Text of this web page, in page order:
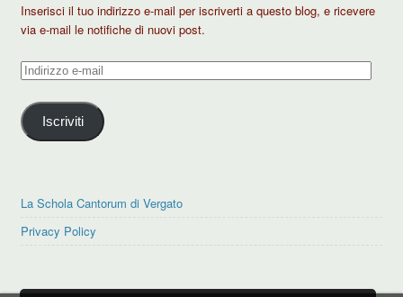
Inserisci il tuo indirizzo e-mail per iscriverti a questo blog, e ricevere
via e-mail le notifiche di nuovi post.
Indirizzo
mail
Iscriviti
La Schola Cantorum di Vergato
Privacy Policy